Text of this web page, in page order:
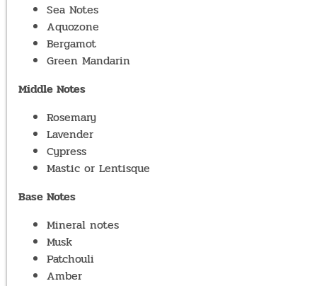
Sea Notes
Aquozone
Bergamot
Green Mandarin
Middle Notes
Rosemary
Lavender
Cypress
Mastic or Lentisque
Base Notes
Mineral notes
Musk
Patchouli
Amber